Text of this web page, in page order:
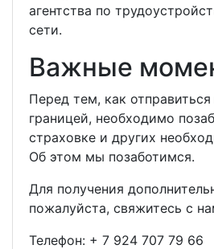
агентства по
сети.
Важные
Перед тем, как отправиться
границей, необходимо
страховке и других
Об этом мы позаботимся.
Для получения
пожалуйста, свяжитесь с
Телефон: + 7 924 707 79 66